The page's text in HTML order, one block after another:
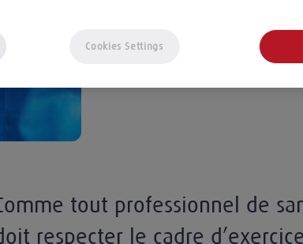
tout professionnel de
respecter le cadre
Cookies Settings